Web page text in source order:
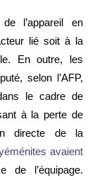
l’appareil en
lié soit à la
En outre, les
selon l’AFP,
le cadre de
à la perte de
directe de la
avaient
de l’équipage.